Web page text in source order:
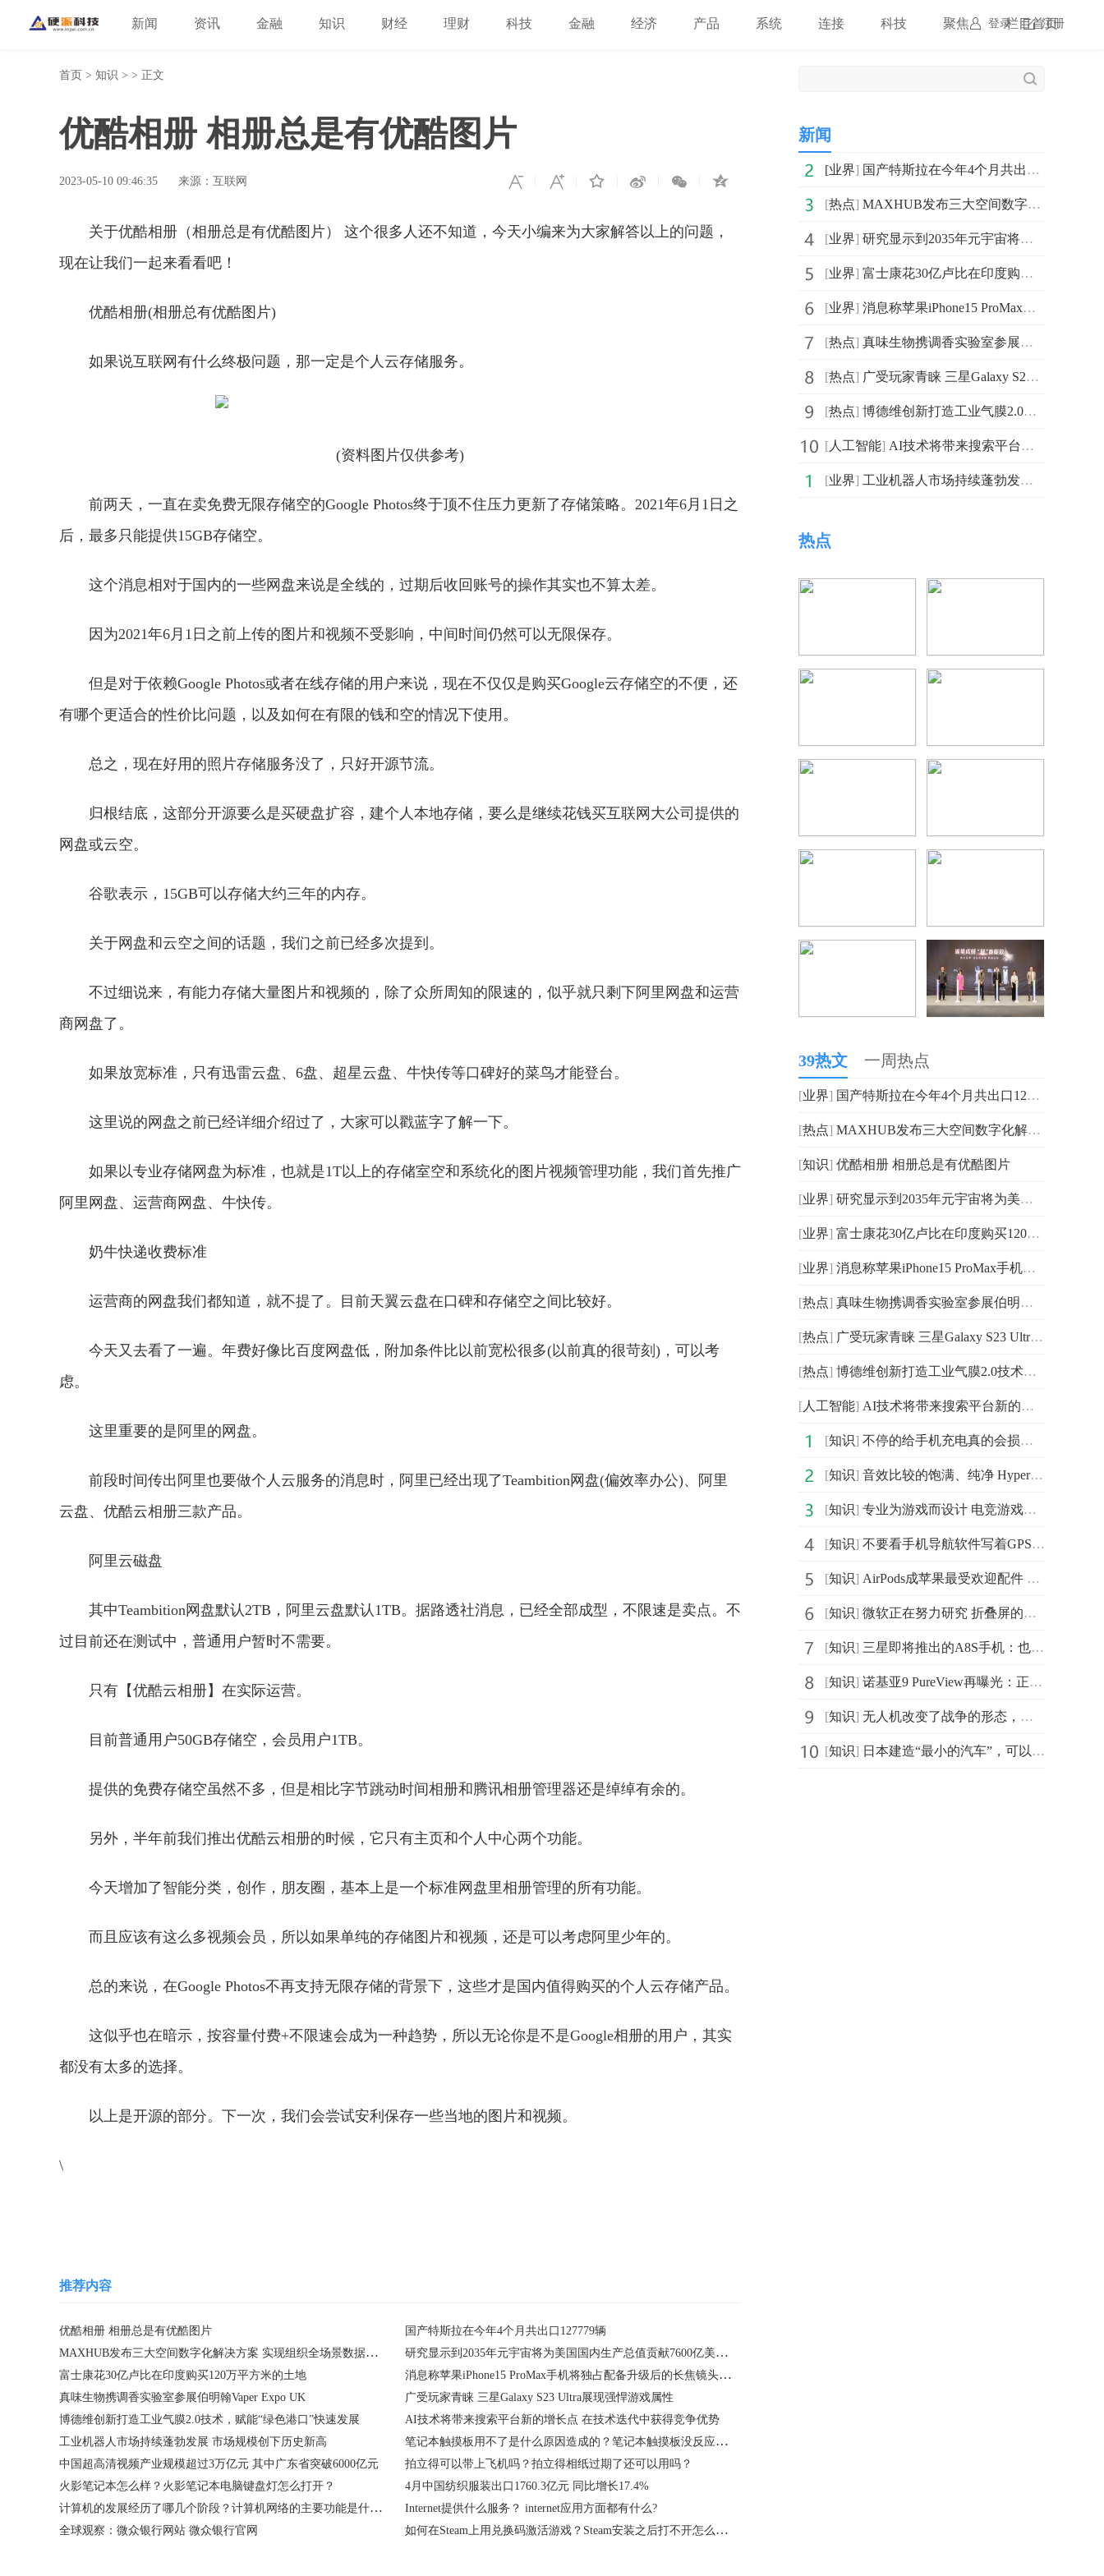
登录 注册
新闻 资讯 金融 知识 财经 理财 科技 金融 经济 产品 系统 连接 科技 聚焦 栏目首页
首页 > 知识 > > 正文
优酷相册 相册总是有优酷图片
2023-05-10 09:46:35 来源：互联网
关于优酷相册（相册总是有优酷图片） 这个很多人还不知道，今天小编来为大家解答以上的问题，
现在让我们一起来看看吧！
优酷相册(相册总有优酷图片)
如果说互联网有什么终极问题，那一定是个人云存储服务。
(资料图片仅供参考)
前两天，一直在卖免费无限存储空的Google Photos终于顶不住压力更新了存储策略。2021年6月1日之
后，最多只能提供15GB存储空。
这个消息相对于国内的一些网盘来说是全线的，过期后收回账号的操作其实也不算太差。
因为2021年6月1日之前上传的图片和视频不受影响，中间时间仍然可以无限保存。
但是对于依赖Google Photos或者在线存储的用户来说，现在不仅仅是购买Google云存储空的不便，还
有哪个更适合的性价比问题，以及如何在有限的钱和空的情况下使用。
总之，现在好用的照片存储服务没了，只好开源节流。
归根结底，这部分开源要么是买硬盘扩容，建个人本地存储，要么是继续花钱买互联网大公司提供的
网盘或云空。
谷歌表示，15GB可以存储大约三年的内存。
关于网盘和云空之间的话题，我们之前已经多次提到。
不过细说来，有能力存储大量图片和视频的，除了众所周知的限速的，似乎就只剩下阿里网盘和运营
商网盘了。
如果放宽标准，只有迅雷云盘、6盘、超星云盘、牛快传等口碑好的菜鸟才能登台。
这里说的网盘之前已经详细介绍过了，大家可以戳蓝字了解一下。
如果以专业存储网盘为标准，也就是1T以上的存储室空和系统化的图片视频管理功能，我们首先推广
阿里网盘、运营商网盘、牛快传。
奶牛快递收费标准
运营商的网盘我们都知道，就不提了。目前天翼云盘在口碑和存储空之间比较好。
今天又去看了一遍。年费好像比百度网盘低，附加条件比以前宽松很多(以前真的很苛刻)，可以考
虑。
这里重要的是阿里的网盘。
前段时间传出阿里也要做个人云服务的消息时，阿里已经出现了Teambition网盘(偏效率办公)、阿里
云盘、优酷云相册三款产品。
阿里云磁盘
其中Teambition网盘默认2TB，阿里云盘默认1TB。据路透社消息，已经全部成型，不限速是卖点。不
过目前还在测试中，普通用户暂时不需要。
只有【优酷云相册】在实际运营。
目前普通用户50GB存储空，会员用户1TB。
提供的免费存储空虽然不多，但是相比字节跳动时间相册和腾讯相册管理器还是绰绰有余的。
另外，半年前我们推出优酷云相册的时候，它只有主页和个人中心两个功能。
今天增加了智能分类，创作，朋友圈，基本上是一个标准网盘里相册管理的所有功能。
而且应该有这么多视频会员，所以如果单纯的存储图片和视频，还是可以考虑阿里少年的。
总的来说，在Google Photos不再支持无限存储的背景下，这些才是国内值得购买的个人云存储产品。
这似乎也在暗示，按容量付费+不限速会成为一种趋势，所以无论你是不是Google相册的用户，其实
都没有太多的选择。
以上是开源的部分。下一次，我们会尝试安利保存一些当地的图片和视频。
\
推荐内容
优酷相册 相册总是有优酷图片 国产特斯拉在今年4个月共出口127779辆
MAXHUB发布三大空间数字化解决方案 实现组织全场景数据互联 研究显示到2035年元宇宙将为美国国内生产总值贡献7600亿美元 约占总量的2.4%
富士康花30亿卢比在印度购买120万平方米的土地 消息称苹果iPhone15 ProMax手机将独占配备升级后的长焦镜头和潜望镜技术
真味生物携调香实验室参展伯明翰Vaper Expo UK
广受玩家青睐 三星Galaxy S23 Ultra展现强悍游戏属性
博德维创新打造工业气膜2.0技术，赋能“绿色港口”快速发展
AI技术将带来搜索平台新的增长点 在技术迭代中获得竞争优势
工业机器人市场持续蓬勃发展 市场规模创下历史新高
笔记本触摸板用不了是什么原因造成的？笔记本触摸板没反应该怎样解决？
中国超高清视频产业规模超过3万亿元 其中广东省突破6000亿元
拍立得可以带上飞机吗？拍立得相纸过期了还可以用吗？
火影笔记本怎么样？火影笔记本电脑键盘灯怎么打开？
4月中国纺织服装出口1760.3亿元 同比增长17.4%
计算机的发展经历了哪几个阶段？计算机网络的主要功能是什么？
Internet提供什么服务？ internet应用方面都有什么?
全球观察：微众银行网站 微众银行官网
如何在Steam上用兑换码激活游戏？Steam安装之后打不开怎么办？
新闻
[业界] 国产特斯拉在今年4个月共出口127779辆
[热点] MAXHUB发布三大空间数字化解决方案 实现组织全场景数据互联
[业界] 研究显示到2035年元宇宙将为美国国内生产总值贡献7600亿
[业界] 富士康花30亿卢比在印度购买120万平方米的土地
[业界] 消息称苹果iPhone15 ProMax手机将独占配备升级后的长焦
[热点] 真味生物携调香实验室参展伯明翰Vaper Expo UK
[热点] 广受玩家青睐 三星Galaxy S23 Ultra展现强悍游戏属性
[热点] 博德维创新打造工业气膜2.0技术，赋能“绿色港口”快速发
[ 人工智能] AI技术将带来搜索平台新的增长点 在技术迭代中获得竞争
[业界] 工业机器人市场持续蓬勃发展 市场规模创下历史新高
热点
39热文 一周热点
[业界] 国产特斯拉在今年4个月共出口127779辆
[热点] MAXHUB发布三大空间数字化解决方案 实现组织全场景数据互联
[知识] 优酷相册 相册总是有优酷图片
[业界] 研究显示到2035年元宇宙将为美国国内生产总值贡献7600亿
[业界] 富士康花30亿卢比在印度购买120万平方米的土地
[业界] 消息称苹果iPhone15 ProMax手机将独占配备升级后的长焦
[热点] 真味生物携调香实验室参展伯明翰Vaper Expo UK
[热点] 广受玩家青睐 三星Galaxy S23 Ultra展现强悍游戏属性
[热点] 博德维创新打造工业气膜2.0技术，赋能“绿色港口”快速发
[ 人工智能] AI技术将带来搜索平台新的增长点 在技术迭代中获得竞争
[知识] 不停的给手机充电真的会损坏电池吗？
[知识] 音效比较的饱满、纯净 HyperX暴风 专业FPS耳机京东229元
[知识] 专业为游戏而设计 电竞游戏耳机大推荐
[知识] 不要看手机导航软件写着GPS就被骗了！来了解下北斗导航
[知识] AirPods成苹果最受欢迎配件 大改款将于20年见面
[知识] 微软正在努力研究 折叠屏的笔记本会是趋势吗
[知识] 三星即将推出的A8S手机：也要上打孔屏
[知识] 诺基亚9 PureView再曝光：正面没有搭载刘海屏
[知识] 无人机改变了战争的形态，美专家：中国WJ-600无人机可打
[知识] 日本建造“最小的汽车”，可以随身携带，但是功能却很强